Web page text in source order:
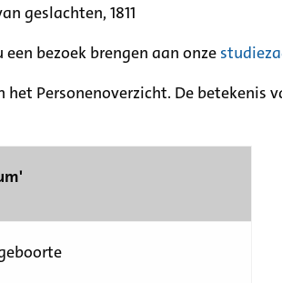
geslachten, 1811
bezoek brengen aan onze
Personenoverzicht. De